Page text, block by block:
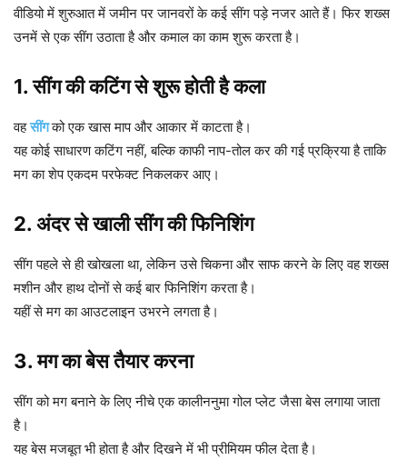
वीडियो में शुरुआत में जमीन पर जानवरों के कई सींग पड़े नजर आते हैं। फिर शख्स
उनमें से एक सींग उठाता है और कमाल का काम शुरू करता है।
1. सींग की कटिंग से शुरू होती है कला
वहसींगको एक खास माप और आकार में काटता है।
यह कोई साधारण कटिंग नहीं, बल्कि काफी नाप-तोल कर की गई प्रक्रिया है ताकि
मग का शेप एकदम परफेक्ट निकलकर आए।
2. अंदर से खाली सींग की फिनिशिंग
सींग पहले से ही खोखला था, लेकिन उसे चिकना और साफ करने के लिए वह शख्स
मशीन और हाथ दोनों से कई बार फिनिशिंग करता है।
यहीं से मग का आउटलाइन उभरने लगता है।
3. मग का बेस तैयार करना
सींग को मग बनाने के लिए नीचे एक कालीननुमा गोल प्लेट जैसा बेस लगाया जाता
है।
यह बेस मजबूत भी होता है और दिखने में भी प्रीमियम फील देता है।